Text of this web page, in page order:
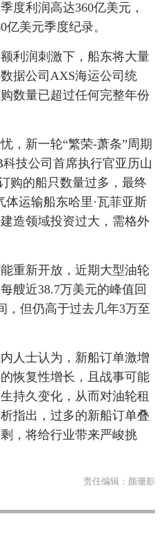
度利润高达360亿美元，
亿美元季度纪录。
利润刺激下，船东将大量
据公司AXS海运公司统
数量已超过任何完整年份
，新一轮“繁荣-萧条”周期
技公司首席执行官亚历山
购的船只数量过多，最终
体运输船东哈里·瓦菲亚斯
造领域投资过大，需格外
重新开放，近期大型油轮
艘近38.7万美元的峰值回
，但仍高于过去几年3万至
人士认为，新船订单激增
恢复性增长，且战事可能
持久变化，从而对油轮租
指出，过多的新船订单叠
，将给行业带来严峻挑
责任编辑： 颜珊影